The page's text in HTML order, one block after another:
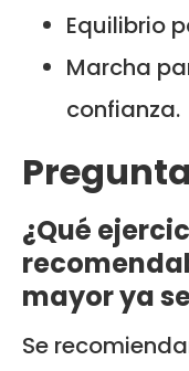
Equilibrio
Marcha
confianza.
¿Qué
mayor ya
Se